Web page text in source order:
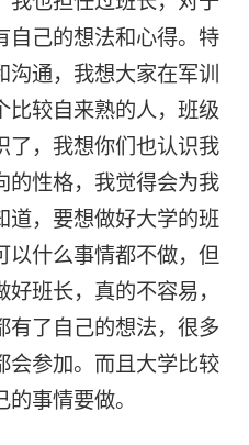
自己的想法和心得。特
通，我想大家在军训
比较自来熟的人，班级
了，我想你们也认识我
的性格，我觉得会为我
道，要想做好大学的班
以什么事情都不做，但
班长，真的不容易，
有了自己的想法，很多
会参加。而且大学比较
事情要做。